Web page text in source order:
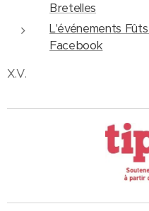
Bretelles
L'événements
Facebook
X.V.